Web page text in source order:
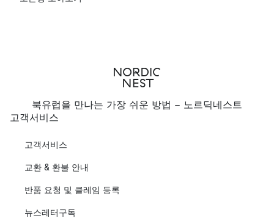
북유럽을 만나는 가장 쉬운 방법 - 노르딕네스트
고객서비스
고객서비스
교환 & 환불 안내
반품 요청 및 클레임 등록
뉴스레터구독